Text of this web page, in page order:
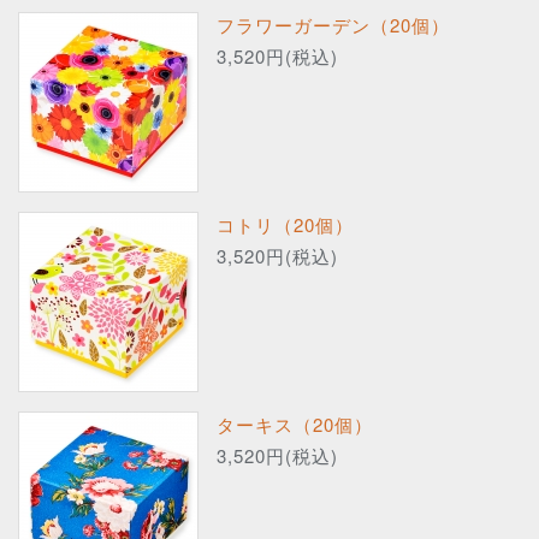
フラワーガーデン（20個）
3,520円(税込)
コトリ（20個）
3,520円(税込)
ターキス（20個）
3,520円(税込)